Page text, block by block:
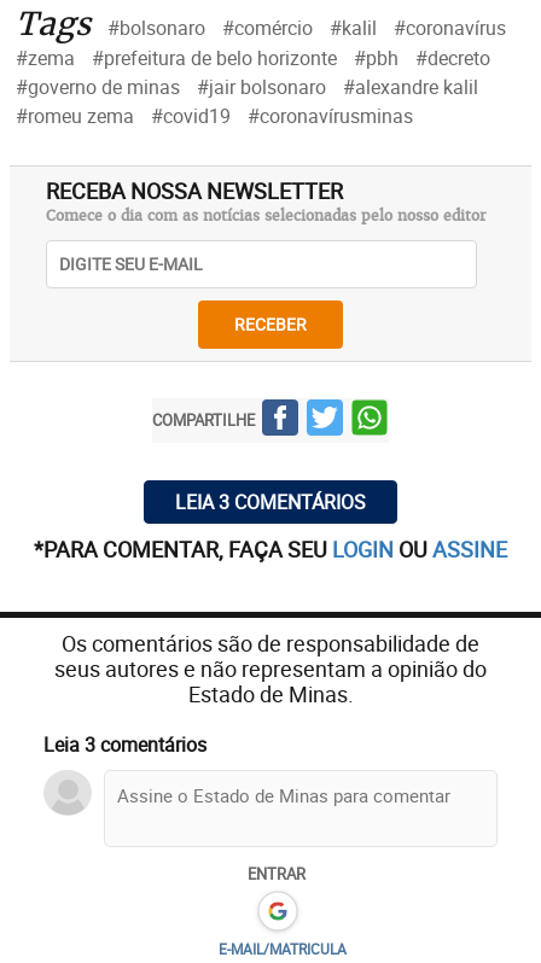
Tags #bolsonaro #comércio #kalil
#coronavírus
#zema
#prefeitura de belo horizonte #pbh
#decreto
#governo de minas
#jair bolsonaro
#alexandre kalil
#romeu zema
#covid19 #coronavírusminas
RECEBA NOSSA NEWSLETTER
Comece o dia com as notícias selecionadas pelo nosso editor
RECEBER
COMPARTILHE
LEIA 3 COMENTÁRIOS
*PARA COMENTAR, FAÇA SEU LOGIN OUASSINE
Os comentários são de responsabilidade de
seus autores e não representam a opinião do
Estado de Minas.
Leia 3 comentários
ENTRAR
E-MAIL/MATRICULA